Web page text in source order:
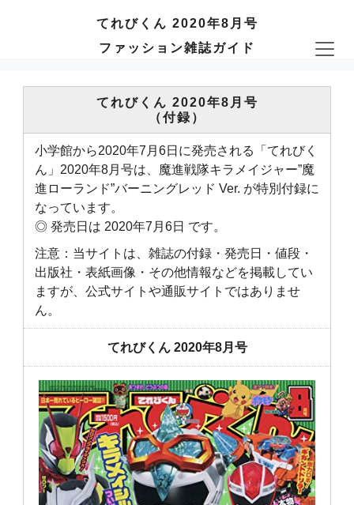
てれびくん 2020年8月号
ファッション雑誌ガイド
てれびくん 2020年8月号
（付録）
小学館から2020年7月6日に発売される「てれびく
ん」2020年8月号は、魔進戦隊キラメイジャー”魔
進ローランド”バーニングレッド Ver. が特別付録に
なっています。
◎ 発売日は 2020年7月6日 です。
注意：当サイトは、雑誌の付録・発売日・値段・
出版社・表紙画像・その他情報などを掲載してい
ますが、公式サイトや通販サイトではありませ
ん。
てれびくん 2020年8月号